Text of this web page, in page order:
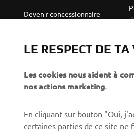
Devenir concessionnaire
base
LE RESPECT DE
Les cookies nous aident à
nos actions marketing.
En cliquant sur bouton "Oui,
certaines parties de ce site